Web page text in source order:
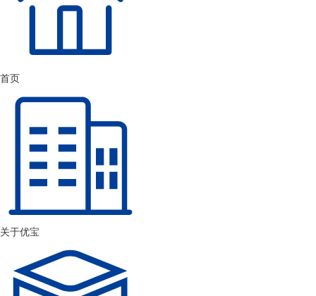
首页
关于优宝